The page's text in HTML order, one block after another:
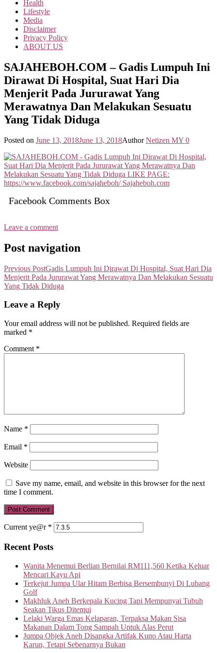
Health
Lifestyle
Media
Disclaimer
Privacy Policy
ABOUT US
SAJAHEBOH.COM – Gadis Lumpuh Ini
Dirawat Di Hospital, Suat Hari Dia
Menjerit Pada Jururawat Yang
Merawatnya Dan Melakukan Sesuatu
Yang Tidak Diduga
Posted on June 13, 2018June 13, 2018Author Netizen MY 0
Facebook Comments Box
Leave a comment
Post navigation
Previous PostGadis Lumpuh Ini Dirawat Di Hospital, Suat Hari Dia
Menjerit Pada Jururawat Yang Merawatnya Dan Melakukan Sesuatu
Yang Tidak Diduga
Leave a Reply
Your email address will not be published. Required fields are
marked *
Comment *
Name *
Email *
Website
Save my name, email, and website in this browser for the next
time I comment.
Current ye@r *
Recent Posts
Wanita Menemui Berlian Bernilai RM111,560 Ketika Keluar
Mencari Kayu Api
Terkejut Jumpa Ular Hitam Berbisa Bersembunyi Di Lubang
Golf
Makhluk Aneh Berkepala Kucing Tapi Mempunyai Tubuh
Seakan Tikus Ditemui
Lelaki Warga Emas Kelaparan, Terpaksa Makan Sisa
Makanan Dalam Tong Sampah Untuk Alas Perut
Jumpa Objek Aneh Disangka Artifak Kuno Atau Harta
Karun, Tetapi Sebenarnya Bukan